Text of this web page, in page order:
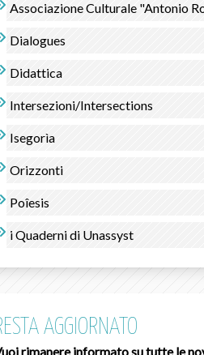
Associazione Culturale "Antonio
Dialogues
Didattica
Intersezioni/Intersections
Isegorìa
Orizzonti
Poîesis
i Quaderni di Unassyst
AGGIORNATO
rimanere informato su tutte le